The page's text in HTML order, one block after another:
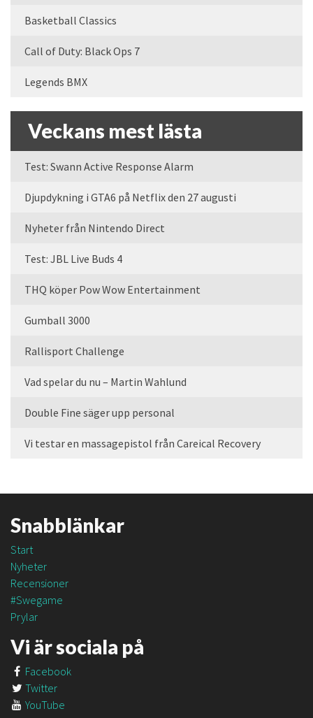
Basketball Classics
Call of Duty: Black Ops 7
Legends BMX
Veckans mest lästa
Test: Swann Active Response Alarm
Djupdykning i GTA6 på Netflix den 27 augusti
Nyheter från Nintendo Direct
Test: JBL Live Buds 4
THQ köper Pow Wow Entertainment
Gumball 3000
Rallisport Challenge
Vad spelar du nu – Martin Wahlund
Double Fine säger upp personal
Vi testar en massagepistol från Careical Recovery
Snabblänkar
Start
Nyheter
Recensioner
#Swegame
Prylar
Vi är sociala på
Facebook
Twitter
YouTube